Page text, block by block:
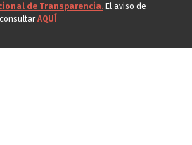
de Transparencia. El aviso de
AQUÍ